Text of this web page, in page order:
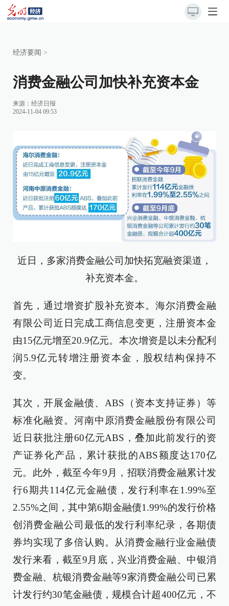
经济要闻 >
消费金融公司加快补充资本金
来源： 经济日报
2024-11-04 09:53
近日，多家消费金融公司加快拓宽融资渠道，
补充资本金。
首先，通过增资扩股补充资本。海尔消费金融
有限公司近日完成工商信息变更，注册资本金
由15亿元增至20.9亿元。本次增资是以未分配利
润5.9亿元转增注册资本金，股权结构保持不
变。
其次，开展金融债、ABS（资本支持证券）等
标准化融资。河南中原消费金融股份有限公司
近日获批注册60亿元ABS，叠加此前发行的资
产证券化产品，累计获批的ABS额度达170亿
元。此外，截至今年9月，招联消费金融累计发
行6期共114亿元金融债，发行利率在1.99%至
2.55%之间，其中第6期金融债1.99%的发行价格
创消费金融公司最低的发行利率纪录，各期债
券均实现了多倍认购。从消费金融行业金融债
发行来看，截至9月底，兴业消费金融、中银消
费金融、杭银消费金融等9家消费金融公司已累
计发行约30笔金融债，规模合计超400亿元，不